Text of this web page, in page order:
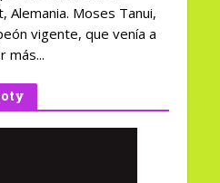
Moses Tanui,
vigente, que venía a
más...